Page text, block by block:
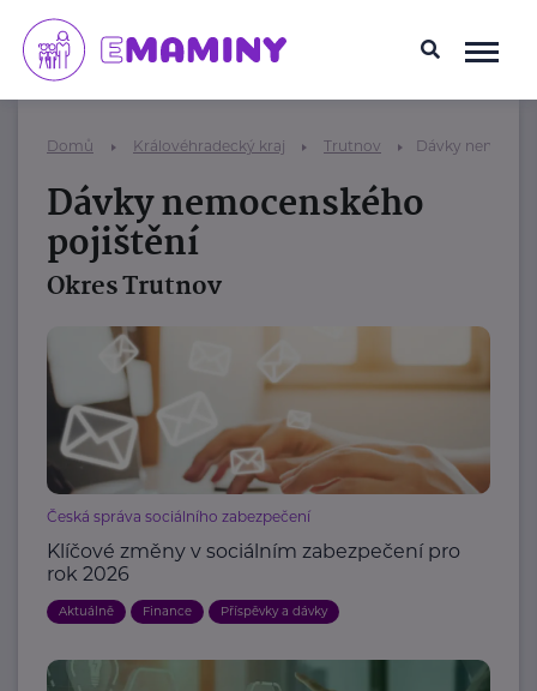
Domů Královéhradecký kraj Trutnov Dávky
Dávky nemocenského
pojištění
Okres Trutnov
Česká správa sociálního zabezpečení
Klíčové změny v sociálním zabezpečení pro
rok 2026
Aktuálně Finance Příspěvky a dávky